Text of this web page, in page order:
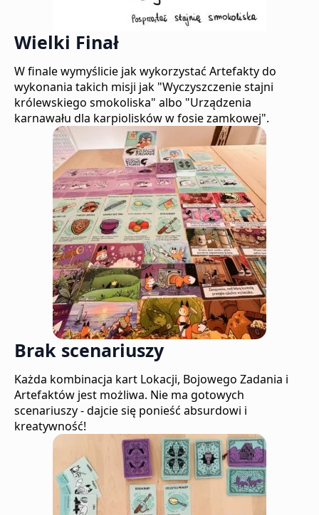
Wielki Finał
W finale wymyślicie jak wykorzystać Artefakty do
wykonania takich misji jak "Wyczyszczenie stajni
królewskiego smokoliska" albo "Urządzenia
karnawału dla karpiolisków w fosie zamkowej".
Brak scenariuszy
Każda kombinacja kart Lokacji, Bojowego Zadania i
Artefaktów jest możliwa. Nie ma gotowych
scenariuszy - dajcie się ponieść absurdowi i
kreatywność!